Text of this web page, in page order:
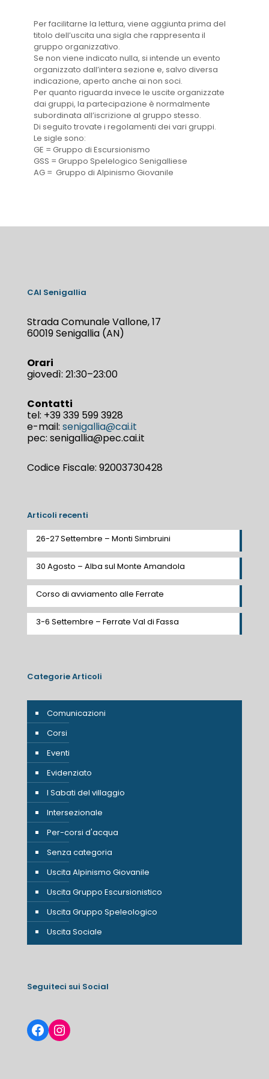
Per facilitarne la lettura, viene aggiunta prima del
titolo dell’uscita una sigla che rappresenta il
gruppo organizzativo.
Se non viene indicato nulla, si intende un evento
organizzato dall’intera sezione e, salvo diversa
indicazione, aperto anche ai non soci.
Per quanto riguarda invece le uscite organizzate
dai gruppi, la partecipazione è normalmente
subordinata all’iscrizione al gruppo stesso.
Di seguito trovate i regolamenti dei vari gruppi.
Le sigle sono:
GE = Gruppo di Escursionismo
GSS = Gruppo Spelelogico Senigalliese
AG = Gruppo di Alpinismo Giovanile
CAI Senigallia
Strada Comunale Vallone, 17
60019 Senigallia (AN)
Orari
giovedì: 21:30–23:00
Contatti
tel: +39 339 599 3928
e-mail: senigallia@cai.it
pec: senigallia@pec.cai.it
Codice Fiscale: 92003730428
Articoli recenti
26-27 Settembre – Monti Simbruini
30 Agosto – Alba sul Monte Amandola
Corso di avviamento alle Ferrate
3-6 Settembre – Ferrate Val di Fassa
Categorie Articoli
Comunicazioni
Corsi
Eventi
Evidenziato
I Sabati del villaggio
Intersezionale
Per-corsi d'acqua
Senza categoria
Uscita Alpinismo Giovanile
Uscita Gruppo Escursionistico
Uscita Gruppo Speleologico
Uscita Sociale
Seguiteci sui Social
Facebook
Instagram